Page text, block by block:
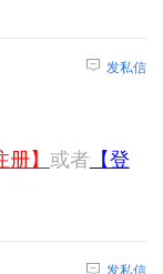
发私信
册】 或者 【登